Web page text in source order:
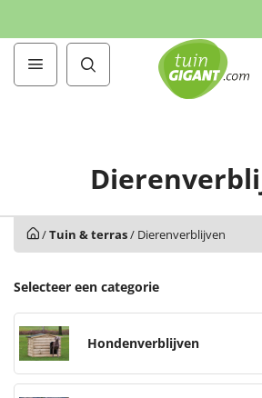
/Tuin & terras/ Dierenverblijven
Selecteer een categorie
Hondenverblijven